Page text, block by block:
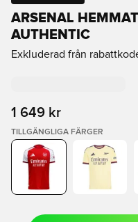
ARSENAL
AUTHENTIC
Exkluderad från
1 649 kr
TILLGÄNGLIGA FÄRGER